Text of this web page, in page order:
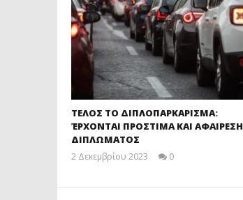
ΤΕΛΟΣ ΤΟ ΔΙΠΛΟΠΑΡΚΑΡΙΣΜΑ:
ΈΡΧΟΝΤΑΙ ΠΡΟΣΤΙΜΑ ΚΑΙ ΑΦΑΙΡΕΣΗ
ΔΙΠΛΩΜΑΤΟΣ
2 Δεκεμβρίου 2023
0